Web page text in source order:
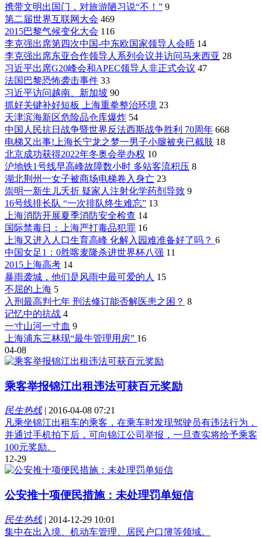
携带文明出国门，对旅游陋习说“不！” 9
第二届世界互联网大会 469
2015巴黎气候变化大会 116
李克强出席第四次中国-中东欧国家领导人会晤 14
李克强出席东亚合作领导人系列会议并访问马来西亚 28
习近平出席G20峰会和APEC领导人非正式会议 47
法国巴黎恐怖袭击事件 33
习近平访问越南、新加坡 90
抓好关键补好短板 上海重拳整治环境 23
天津滨海新区危险品仓库爆炸 54
中国人民抗日战争暨世界反法西斯战争胜利 70周年 668
电梯又出事!上海长宁龙之梦一男子小腿被夹已截肢 18
北京成功获得2022年冬奥会举办权 10
沪地铁1号线早高峰故障数小时 多站客流积压 8
湖北荆州一女子被商场电梯卷入身亡 23
崇明一新生儿夭折 疑家人注射化学药剂导致 9
16号线排长队 “一次排队终生难忘” 13
上海消防开展夏季消防安全检查 14
国际禁毒日：上海严打毒品犯罪 16
上海又进入人口生育高峰 化解入园难准备好了吗？ 6
中国女足1：0胜喀麦隆杀进世界杯八强 11
2015上海高考 14
暴雨袭城，他们是风雨中最可爱的人 15
不屈的上海 5
入刑最高判七年 刑法修订能否解医患之困？ 8
记忆中的抗战 4
一寸山河一寸血 9
上海浦东三林现“最牛管理用房” 16
04-08
乘客举报锦江出租违法可获百元奖励
民生热线| 2016-04-08 07:21
凡乘坐锦江出租车的乘客，在乘车时发现驾驶员有违法行为，
并通过手机拍下后，可向锦江公司举报，一旦查实将给予乘客
100元奖励。
12-29
公安推十项便民措施：未处理罚单短信
民生热线| 2014-12-29 10:01
集中在出入境、机动车管理、居民户口簿等领域。